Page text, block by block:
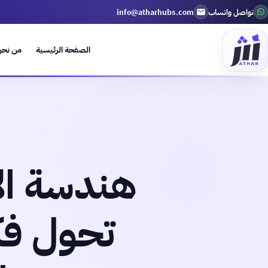
تواصل واتساب info@atharhubs.com
الصفحة الرئيسية من
هندسة
تحول